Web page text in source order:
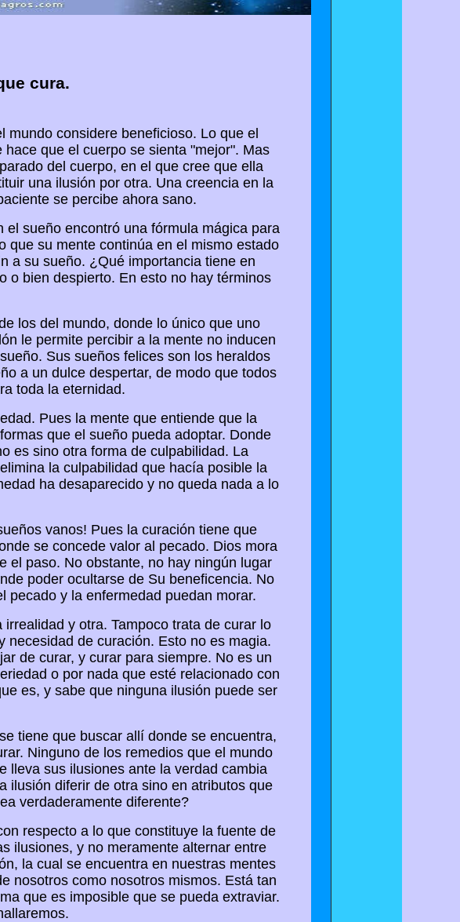
cura.
considere beneficioso. Lo que el
que el cuerpo se sienta "mejor". Mas
del cuerpo, en el que cree que ella
una ilusión por otra. Una creencia en la
se percibe ahora sano.
sueño encontró una fórmula mágica para
que su mente continúa en el mismo estado
a su sueño. ¿Qué importancia tiene en
o bien despierto. En esto no hay términos
los del mundo, donde lo único que uno
le permite percibir a la mente no inducen
Sus sueños felices son los heraldos
a un dulce despertar, de modo que todos
toda la eternidad.
Pues la mente que entiende que la
que el sueño pueda adoptar. Donde
es sino otra forma de culpabilidad. La
la culpabilidad que hacía posible la
ha desaparecido y no queda nada a lo
vanos! Pues la curación tiene que
se concede valor al pecado. Dios mora
el paso. No obstante, no hay ningún lugar
poder ocultarse de Su beneficencia. No
pecado y la enfermedad puedan morar.
y otra. Tampoco trata de curar lo
necesidad de curación. Esto no es magia.
de curar, y curar para siempre. No es un
o por nada que esté relacionado con
es, y sabe que ninguna ilusión puede ser
tiene que buscar allí donde se encuentra,
Ninguno de los remedios que el mundo
lleva sus ilusiones ante la verdad cambia
ilusión diferir de otra sino en atributos que
verdaderamente diferente?
respecto a lo que constituye la fuente de
ilusiones, y no meramente alternar entre
la cual se encuentra en nuestras mentes
nosotros como nosotros mismos. Está tan
que es imposible que se pueda extraviar.